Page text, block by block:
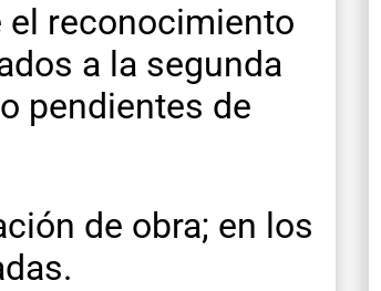
el reconocimiento
a la segunda
pendientes de
de obra; en los